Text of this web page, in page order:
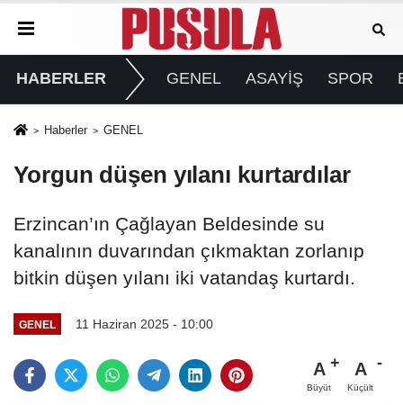
HABERLER GENEL ASAYİŞ SPOR
Haberler GENEL
Yorgun düşen yılanı kurtardılar
Erzincan’ın Çağlayan Beldesinde su
kanalının duvarından çıkmaktan zorlanıp
bitkin düşen yılanı iki vatandaş kurtardı.
GENEL 11 Haziran 2025 - 10:00
A
Büyüt
A
Küçült